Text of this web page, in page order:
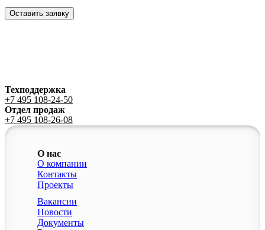
Техподдержка
+7 495 108-24-50
Отдел продаж
+7 495 108-26-08
О нас
О компании
Контакты
Проекты
Вакансии
Новости
Документы